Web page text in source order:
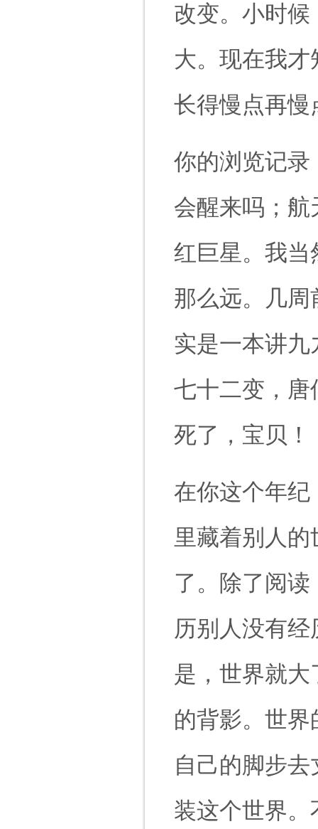
改变。小时
大。现在我
长得慢点再
你的浏览记录
会醒来吗；航
红巨星。我当
那么远。几
实是一本讲
七十二变，唐
死了，宝贝！
在你这个年纪
里藏着别人
了。除了阅
历别人没有
是，世界就
的背影。世
自己的脚步
装这个世界